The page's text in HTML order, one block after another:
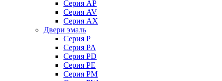
Серия AP
Серия AV
Серия AX
Двери эмаль
Серия P
Серия PA
Серия PD
Серия PE
Серия PM